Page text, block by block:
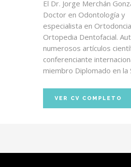
El Dr. Jorge Merchán
Doctor en Odontología y
especialista en
Ortopedia Dentofacial.
numerosos artículos
conferenciante
miembro Diplomado en la
VER CV COMPLETO